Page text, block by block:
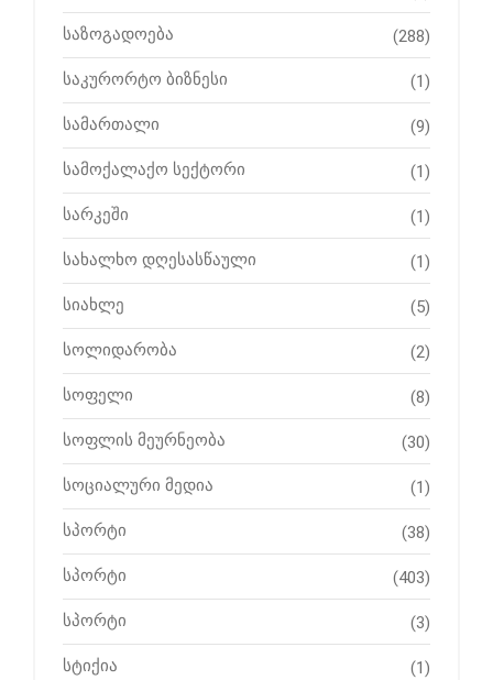
საზოგადოება (288)
საკურორტო ბიზნესი (1)
სამართალი (9)
სამოქალაქო სექტორი (1)
სარკეში (1)
სახალხო დღესასწაული (1)
სიახლე (5)
სოლიდარობა (2)
სოფელი (8)
სოფლის მეურნეობა (30)
სოციალური მედია (1)
სპორტი (38)
სპორტი (403)
სპორტი (3)
სტიქია (1)